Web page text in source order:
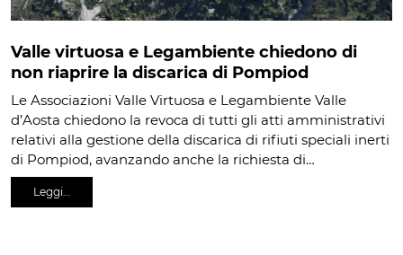
Valle virtuosa e Legambiente chiedono di
non riaprire la discarica di Pompiod
Le Associazioni Valle Virtuosa e Legambiente Valle
d’Aosta chiedono la revoca di tutti gli atti amministrativi
relativi alla gestione della discarica di rifiuti speciali inerti
di Pompiod, avanzando anche la richiesta di…
Leggi…